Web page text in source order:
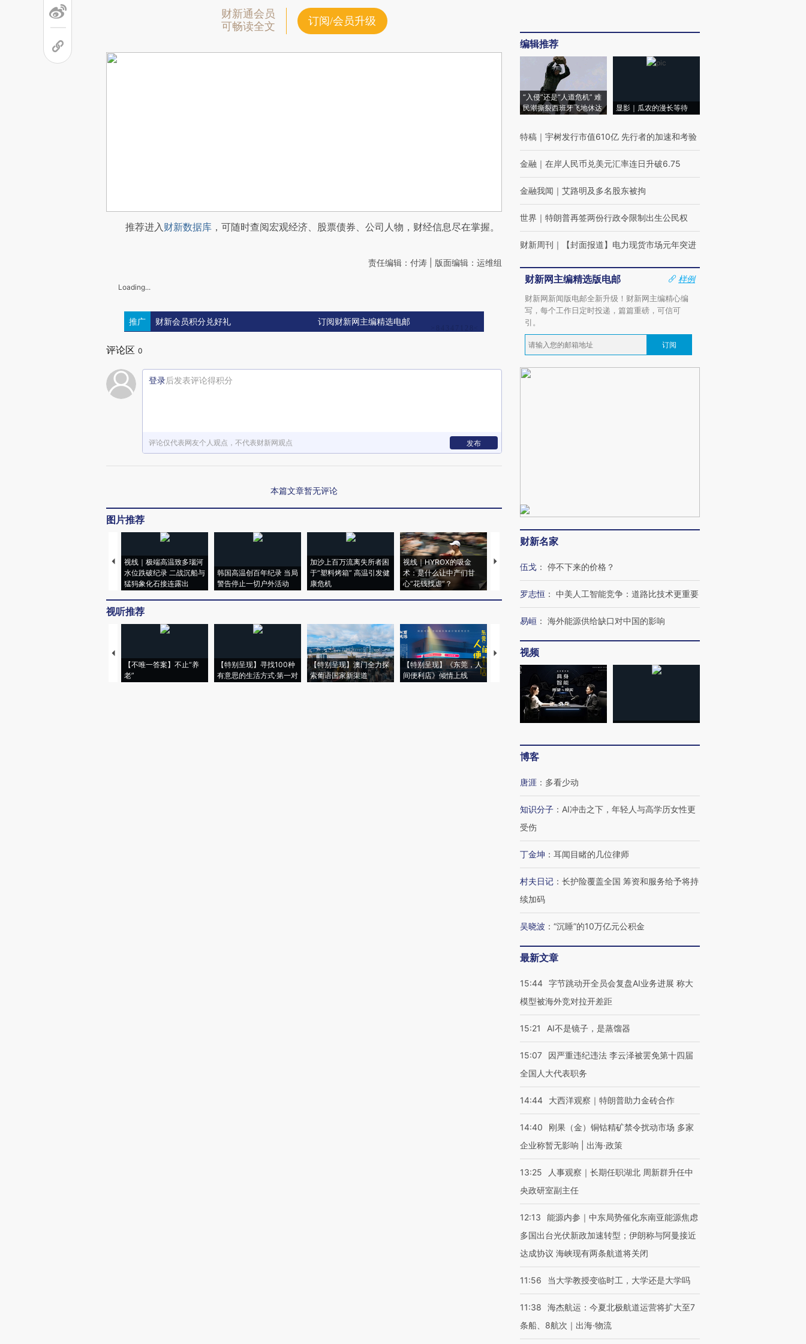
财新通会员
可畅读全文
订阅/会员升级
推荐进入财新数据库 ，可随时查阅宏观经济、股票债券、公司人物，财经信息尽在掌握。
责任编辑：付涛 | 版面编辑：运维组
Loading...
推广 财新会员积分兑好礼 订阅财新网主编精选电邮
评论区 0
登录后发表评论得积分
评论仅代表网友个人观点，不代表财新网观点 发布
本篇文章暂无评论
图片推荐
视线｜极端高温致多瑙河
水位跌破纪录 二战沉船与
猛犸象化石接连露出
韩国高温创百年纪录 当局
警告停止一切户外活动
加沙上百万流离失所者困
于“塑料烤箱” 高温引发健
康危机
视线｜HYROX的吸金
术：是什么让中产们甘
心“花钱找虐”？
马航飞行员跨国走私7万
粒摇头丸 尿检体内含3种
视线｜被称为“蟑螂”的印
度Z世代 用街头抗争将教
育部长拱下台
飞地休达
视听推荐
【不唯一答案】不止“养
老”
【特别呈现】寻找100种
有意思的生活方式·第一对
【特别呈现】澳门全力探
索葡语国家新渠道
【特别呈现】《东莞，人
间便利店》倾情上线
【推广】走进第四届链博
会，让数智科技“链”接产
【特别呈现】寻找100种
有意思的生活方式·第三对
CFO：不靠规模取胜，华
编辑推荐
“入侵”还是“人道危机” 难
民潮撕裂西班牙飞地休达
显影｜瓜农的漫长等待
特稿 ｜ 宇树发行市值610亿 先行者的加速和考验
金融 ｜ 在岸人民币兑美元汇率连日升破6.75
金融我闻 ｜ 艾路明及多名股东被拘
世界 ｜ 特朗普再签两份行政令限制出生公民权
财新周刊 ｜ 【封面报道】电力现货市场元年突进
财新网主编精选版电邮
样例
财新网新闻版电邮全新升级！财新网主编精心编
写，每个工作日定时投递，篇篇重磅，可信可
引。
订阅
财新名家
伍戈 ： 停不下来的价格？
罗志恒 ： 中美人工智能竞争：道路比技术更重要
易峘 ： 海外能源供给缺口对中国的影响
视频
博客
唐涯 ： 多看少动
知识分子 ： AI冲击之下，年轻人与高学历女性更
受伤
丁金坤 ： 耳闻目睹的几位律师
村夫日记 ： 长护险覆盖全国 筹资和服务给予将持
续加码
吴晓波 ： “沉睡”的10万亿元公积金
最新文章
15:44 字节跳动开全员会复盘AI业务进展 称大
模型被海外竞对拉开差距
15:21 AI不是镜子，是蒸馏器
15:07
因严重违纪违法 李云泽被罢免第十四届
全国人大代表职务
14:44 大西洋观察｜特朗普助力金砖合作
14:40
刚果（金）铜钴精矿禁令扰动市场 多家
企业称暂无影响 | 出海·政策
13:25
人事观察｜长期任职湖北 周新群升任中
央政研室副主任
12:13
能源内参｜中东局势催化东南亚能源焦虑
多国出台光伏新政加速转型；伊朗称与阿曼接近
达成协议 海峡现有两条航道将关闭
11:56 当大学教授变临时工，大学还是大学吗
11:38
海杰航运：今夏北极航道运营将扩大至7
条船、8航次｜出海·物流